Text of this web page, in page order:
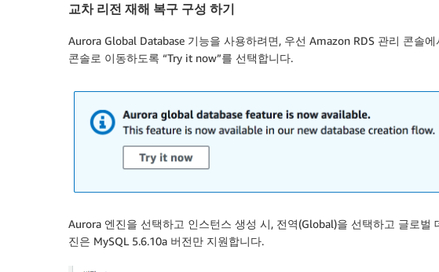
교차 리전 재해 복구 구성 하기
Aurora Global Database 기능을 사용하려면, 우선 Amazon RDS 관리 콘솔
콘솔로 이동하도록 “Try it now”를 선택합니다.
Aurora 엔진을 선택하고 인스턴스 생성 시, 전역(Global)을 선택하고 글로벌
진은 MySQL 5.6.10a 버전만 지원합니다.